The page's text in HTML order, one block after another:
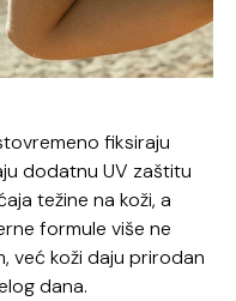
fiksiraju
dodatnu UV zaštitu
težine na koži, a
formule više ne
već koži daju prirodan
dana.